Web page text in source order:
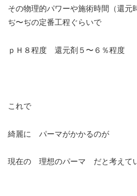
その物理的パワーや施術時間（還元
ぢ〜ぢの定番工程ぐらいで
ｐＨ８程度 還元剤５〜６％程度
これで
綺麗に パーマがかかるのが
現在の 理想のパーマ だと考えて